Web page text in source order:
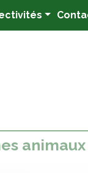
animaux